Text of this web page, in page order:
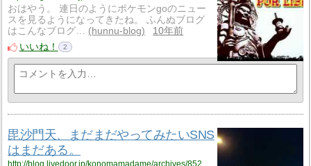
おはやう。 連日のようにポケモンgoのニュー
スを見るようになってきたね。 ふんぬブログ
はこんなブログ…
hunnu-blog
10年前
いいね！
2
毘沙門天、まだまだやってみたいSNS
はまだある。